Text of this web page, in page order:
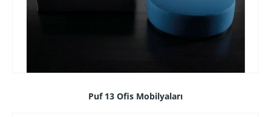
Puf 13 Ofis Mobilyaları